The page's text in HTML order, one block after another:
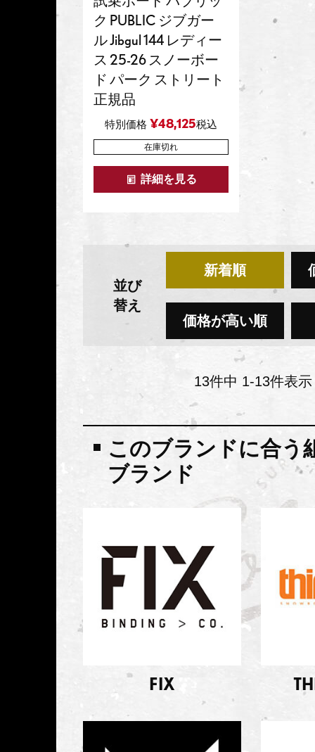
ク PUBLIC ジブガー
ル Jibgul 144 レディー
ス 25-26 スノーボー
ド パーク ストリート
正規品
特別価格 ¥48,125税込
在庫切れ
詳細を見る
並び
替え
新着順
価格が高い順
13件中 1-13件表示
このブランドに合う
ブランド
FIX